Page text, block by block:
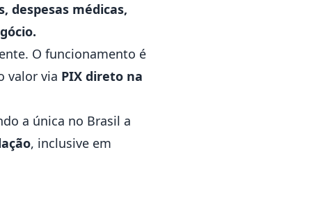
despesas médicas,
O funcionamento é
valor via PIX direto na
a única no Brasil a
, inclusive em